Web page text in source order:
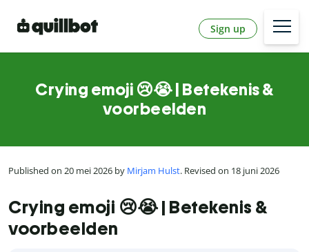
Sign up
Crying emoji 😢😭 | Betekenis &
voorbeelden
Published on 20 mei 2026 by Mirjam Hulst. Revised on 18 juni 2026
Crying emoji 😢😭 | Betekenis &
voorbeelden